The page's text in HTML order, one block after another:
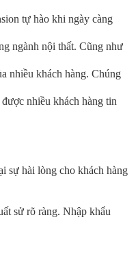
tự hào khi ngày càng
ngành nội thất. Cũng như
nhiều khách hàng. Chúng
nhiều khách hàng tin
sự hài lòng cho khách hàng
sử rõ ràng. Nhập khẩu